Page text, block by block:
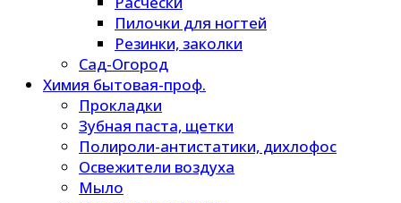
Пилочки для ногтей
Резинки, заколки
Сад-Огород
Химия бытовая-проф.
Прокладки
Зубная паста, щетки
Полироли-антистатики, дихлофос
Освежители воздуха
Мыло